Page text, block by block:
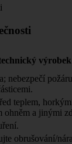
nebezpečí
teplem,
ohněm a jinými
obrušování/